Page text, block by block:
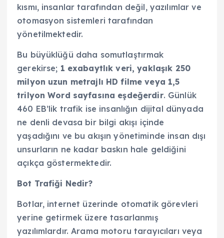
kısmı, insanlar tarafından değil, yazılımlar ve
otomasyon sistemleri tarafından
yönetilmektedir.
Bu büyüklüğü daha somutlaştırmak
gerekirse; 1 exabaytlık veri, yaklaşık 250
milyon uzun metrajlı HD filme veya 1,5
trilyon Word sayfasına eşdeğerdir. Günlük
460 EB’lik trafik ise insanlığın dijital dünyada
ne denli devasa bir bilgi akışı içinde
yaşadığını ve bu akışın yönetiminde insan dışı
unsurların ne kadar baskın hale geldiğini
açıkça göstermektedir.
Bot Trafiği Nedir?
Botlar, internet üzerinde otomatik görevleri
yerine getirmek üzere tasarlanmış
yazılımlardır. Arama motoru tarayıcıları veya